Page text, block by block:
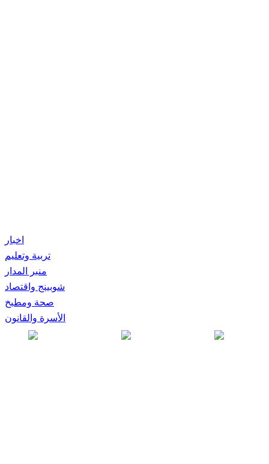
اخبار
تربية وتعليم
منبر المدار
شوبينج واقتصاد
صحة ومطبخ
الأسرة والقانون